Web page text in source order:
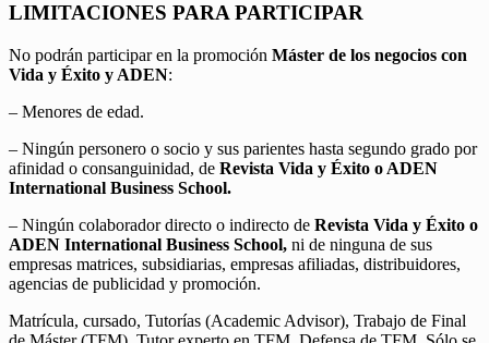
LIMITACIONES PARA PARTICIPAR
No podrán participar en la promoción Máster de los negocios con
Vida y Éxito y ADEN:
– Menores de edad.
– Ningún personero o socio y sus parientes hasta segundo grado por
afinidad o consanguinidad, de Revista Vida y Éxito o ADEN
International Business School.
– Ningún colaborador directo o indirecto de Revista Vida y Éxito o
ADEN International Business School, ni de ninguna de sus
empresas matrices, subsidiarias, empresas afiliadas, distribuidores,
agencias de publicidad y promoción.
Matrícula, cursado, Tutorías (Academic Advisor), Trabajo de Final